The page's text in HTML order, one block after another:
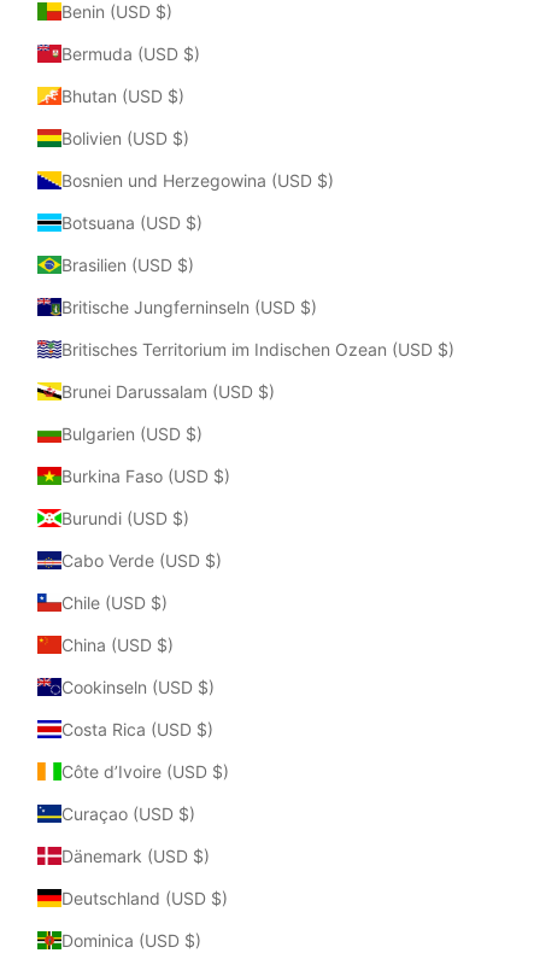
Benin (USD $)
Bermuda (USD $)
Bhutan (USD $)
Bolivien (USD $)
Bosnien und Herzegowina (USD $)
Botsuana (USD $)
Brasilien (USD $)
Britische Jungferninseln (USD $)
Britisches Territorium im Indischen Ozean (USD $)
Brunei Darussalam (USD $)
Bulgarien (USD $)
Burkina Faso (USD $)
Burundi (USD $)
Cabo Verde (USD $)
Chile (USD $)
China (USD $)
Cookinseln (USD $)
Costa Rica (USD $)
Côte d’Ivoire (USD $)
Curaçao (USD $)
Dänemark (USD $)
Deutschland (USD $)
Dominica (USD $)